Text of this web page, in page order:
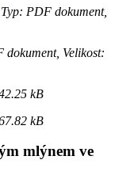
PDF dokument,
dokument, Velikost:
kB
kB
mlýnem ve